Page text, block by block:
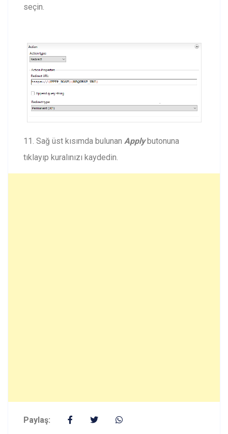
seçin.
11. Sağ üst kısımda bulunan Applybutonuna
tıklayıp kuralınızı kaydedin.
Paylaş: